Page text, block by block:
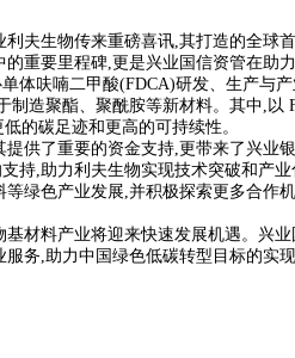
夫生物传来重磅喜讯,其打造的全球
重要里程碑,更是兴业国信资管在助
体呋喃二甲酸(FDCA)研发、生产与
造聚酯、聚酰胺等新材料。其中,以
的碳足迹和更高的可持续性。
供了重要的资金支持,更带来了兴业
持,助力利夫生物实现技术突破和产业
绿色产业发展,并积极探索更多合作
材料产业将迎来快速发展机遇。兴
务,助力中国绿色低碳转型目标的实现